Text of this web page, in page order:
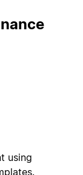
using